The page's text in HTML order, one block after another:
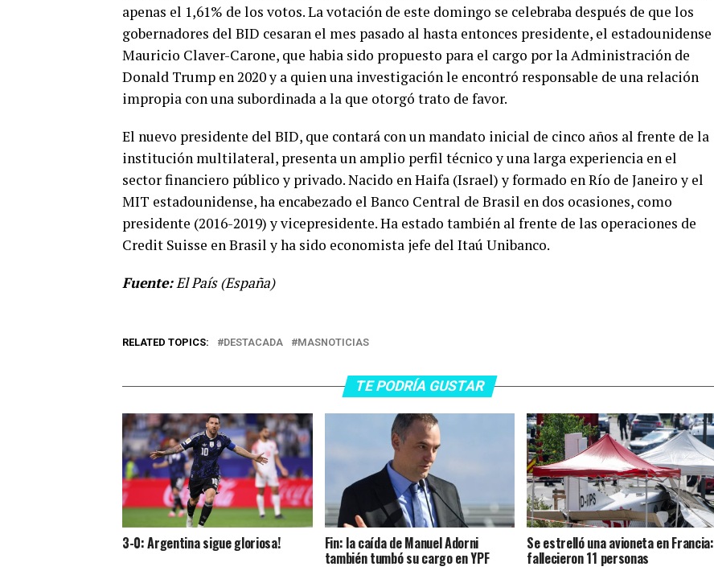
apenas el 1,61% de los votos. La votación de este domingo se celebraba después de que los
gobernadores del BID cesaran el mes pasado al hasta entonces presidente, el estadounidense
Mauricio Claver-Carone, que habia sido propuesto para el cargo por la Administración de
Donald Trump en 2020 y a quien una investigación le encontró responsable de una relación
impropia con una subordinada a la que otorgó trato de favor.
El nuevo presidente del BID, que contará con un mandato inicial de cinco años al frente de la
institución multilateral, presenta un amplio perfil técnico y una larga experiencia en el
sector financiero público y privado. Nacido en Haifa (Israel) y formado en Río de Janeiro y el
MIT estadounidense, ha encabezado el Banco Central de Brasil en dos ocasiones, como
presidente (2016-2019) y vicepresidente. Ha estado también al frente de las operaciones de
Credit Suisse en Brasil y ha sido economista jefe del Itaú Unibanco.
Fuente:El País (España)
RELATED TOPICS: DESTACADA MASNOTICIAS
TE PODRÍA GUSTAR
3-0: Argentina sigue gloriosa! Fin: la caída de Manuel Adorni
también tumbó su cargo en YPF
Se estrelló una avioneta en Francia:
fallecieron 11 personas